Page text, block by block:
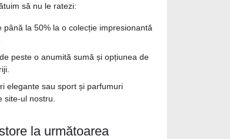
să nu le ratezi:
la 50% la o colecție impresionantă
peste o anumită sumă și opțiunea de
elegante sau sport și parfumuri
ul nostru.
la următoarea